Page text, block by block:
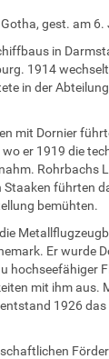
gest. am 6.
in
1914
in der Abteilung
mit Dornier
er 1919 die
Rohrbachs
Staaken führten
bemühten.
Er wurde
hochseefähiger
mit ihm aus.
1926